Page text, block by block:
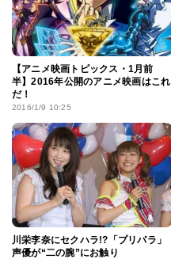
【アニメ映画トピックス・1月前
半】2016年公開のアニメ映画はこれ
だ！
2016/1/9 10:25
川栄李奈にセクハラ!?「プリパラ」
声優が“二の腕”にお触り